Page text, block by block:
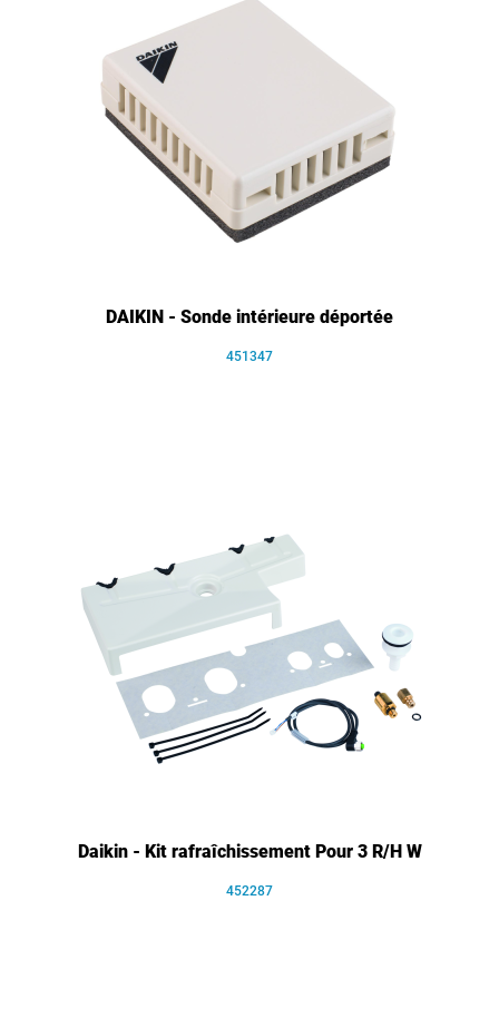
DAIKIN - Sonde intérieure déportée
451347
Daikin - Kit rafraîchissement Pour 3 R/H W
452287